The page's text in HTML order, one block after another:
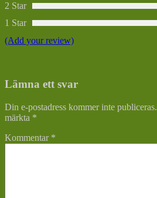
2 Star
1 Star
(Add your review)
Lämna ett svar
Din e-postadress kommer inte publiceras.
märkta *
Kommentar *